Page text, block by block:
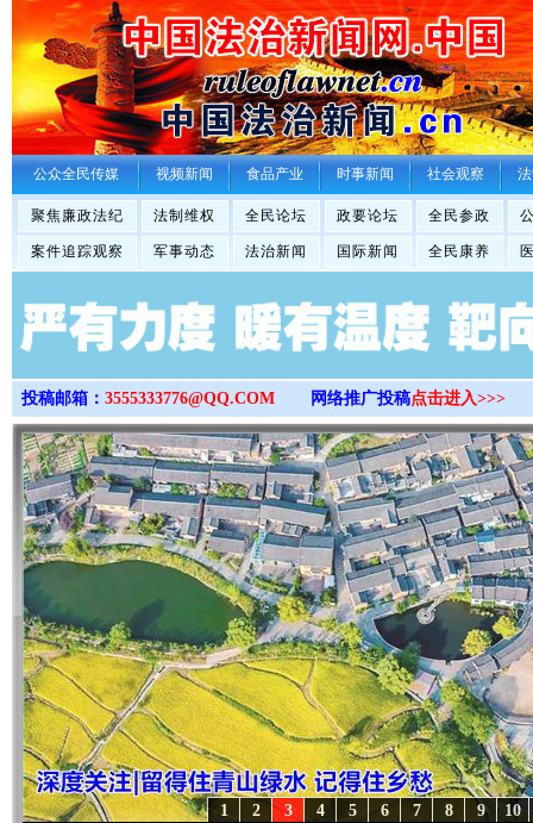
>
公众全民传媒 视频新闻 食品产业 时事新闻 社会观察
聚焦廉政法纪 法制维权 全民论坛 政要论坛 全民参政
案件追踪观察 军事动态 法治新闻 国际新闻 全民康养
投稿邮箱： 3555333776@QQ.COM 网络推广投稿点击进入>>>
10
9
8
7
6
5
4
3
2
1